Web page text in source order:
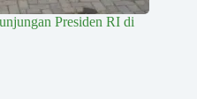
Presiden RI di